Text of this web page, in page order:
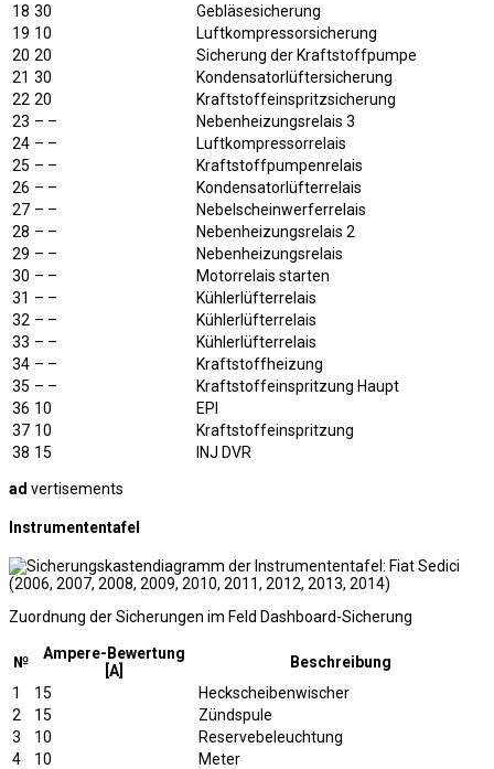
18 30
Gebläsesicherung
19 10
Luftkompressorsicherung
20 20
Sicherung der Kraftstoffpumpe
21 30
Kondensatorlüftersicherung
22 20
Kraftstoffeinspritzsicherung
23 – –
Nebenheizungsrelais 3
24 – –
Luftkompressorrelais
25 – –
Kraftstoffpumpenrelais
26 – –
Kondensatorlüfterrelais
27 – –
Nebelscheinwerferrelais
28 – –
Nebenheizungsrelais 2
29 – –
Nebenheizungsrelais
30 – –
Motorrelais starten
31 – –
Kühlerlüfterrelais
32 – –
Kühlerlüfterrelais
33 – –
Kühlerlüfterrelais
34 – –
Kraftstoffheizung
35 – –
Kraftstoffeinspritzung Haupt
36 10
EPI
37 10
Kraftstoffeinspritzung
38 15 INJ DVR
ad vertisements
Instrumententafel
Zuordnung der Sicherungen im Feld Dashboard-Sicherung
№
Ampere-Bewertung
[A]
Beschreibung
1
15
Heckscheibenwischer
2
15
Zündspule
3
10
Reservebeleuchtung
4
10
Meter